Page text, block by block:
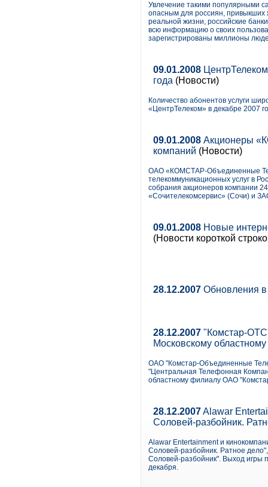
Увлечение такими популярными
опасным для россиян, привыкших
реальной жизни, российские
всю информацию о своих
зарегистрированы миллионы
09.01.2008
года (Новости)
Количество абонентов услуги
«ЦентрТелеком» в декабре 2007
09.01.2008 Акционеры
компаний (Новости)
ОАО «КОМСТАР-Объединенные
телекоммуникационных услуг в
собрания акционеров компании
«Сочителекомсервис» (Сочи) и
09.01.2008 Новые
(Новости короткой
28.12.2007 Обновления
28.12.2007 "Комстар-
Московскому
ОАО "Комстар-Объединенные
"Центральная Телефонная
областному филиалу ОАО
28.12.2007Alawar
Соловей-разбойник.
Alawar Entertainment и
Соловей-разбойник. Ратное
Соловей-разбойник". Выход игры
декабря.